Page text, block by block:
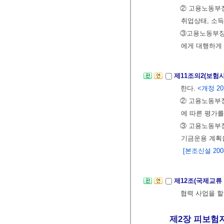
② 고용노동부
취업상태, 소
③고용노동부
에게 대행하
제11조의2(보험
한다. <개정
② 고용노동부
에 따른 평가
③ 고용노동부
기금운용 계
[본조신설
제12조(국제교
협력 사업을
제2장 피보험